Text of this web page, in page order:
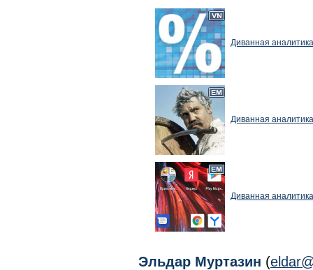
Диванная
Диванная
Диванная
Эльдар Муртазин (